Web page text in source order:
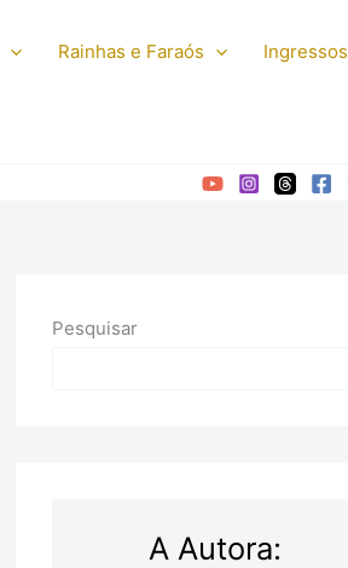
Rainhas e Faraós Ingressos
Pesquisar
A Autora: